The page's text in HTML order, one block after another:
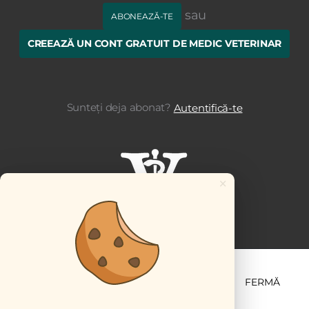
ABONEAZĂ-TE sau
CREEAZĂ UN CONT GRATUIT DE MEDIC VETERINAR
Sunteți deja abonat? Autentifică-te
ȘTIINȚĂ ȘI PRACTICĂ FERMĂ
×